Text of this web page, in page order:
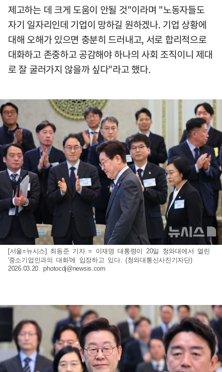
제고하는 데 크게 도움이 안될 것"이라며 "노동자들도
자기 일자리인데 기업이 망하길 원하겠나. 기업 상황에
대해 오해가 있으면 충분히 드러내고, 서로 합리적으로
대화하고 존중하고 공감해야 하나의 사회 조직이니 제대
로 잘 굴러가지 않을까 싶다"라고 했다.
[서울=뉴시스] 최동준 기자 = 이재명 대통령이 20일 청와대에서 열린
'중소기업인과의 대화'에 입장하고 있다. (청와대통신사진기자단)
2026.03.20.photocdj@newsis.com